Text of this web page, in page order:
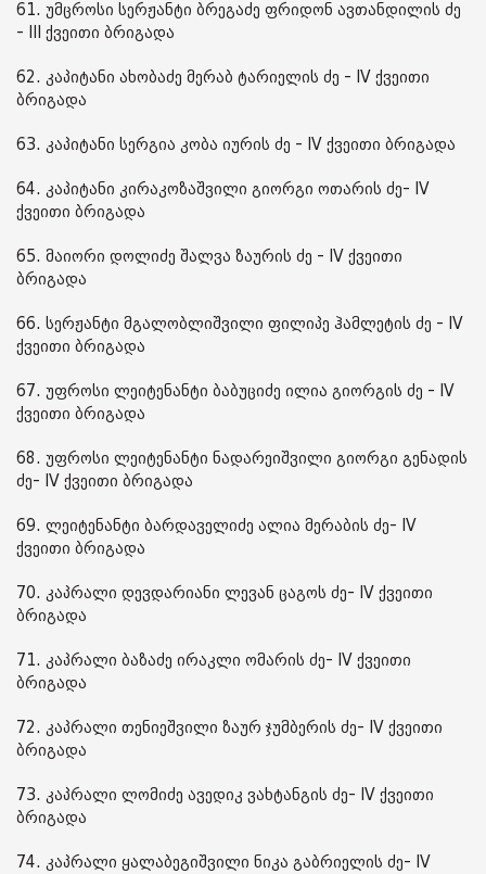
61. უმცროსი სერჟანტი ბრეგაძე ფრიდონ ავთანდილის ძე
- III ქვეითი ბრიგადა
62. კაპიტანი ახობაძე მერაბ ტარიელის ძე - IV ქვეითი
ბრიგადა
63. კაპიტანი სერგია კობა იურის ძე - IV ქვეითი ბრიგადა
64. კაპიტანი კირაკოზაშვილი გიორგი ოთარის ძე- IV
ქვეითი ბრიგადა
65. მაიორი დოლიძე შალვა ზაურის ძე - IV ქვეითი
ბრიგადა
66. სერჟანტი მგალობლიშვილი ფილიპე ჰამლეტის ძე - IV
ქვეითი ბრიგადა
67. უფროსი ლეიტენანტი ბაბუციძე ილია გიორგის ძე - IV
ქვეითი ბრიგადა
68. უფროსი ლეიტენანტი ნადარეიშვილი გიორგი გენადის
ძე- IV ქვეითი ბრიგადა
69. ლეიტენანტი ბარდაველიძე ალია მერაბის ძე- IV
ქვეითი ბრიგადა
70. კაპრალი დევდარიანი ლევან ცაგოს ძე- IV ქვეითი
ბრიგადა
71. კაპრალი ბაზაძე ირაკლი ომარის ძე- IV ქვეითი
ბრიგადა
72. კაპრალი თენიეშვილი ზაურ ჯუმბერის ძე- IV ქვეითი
ბრიგადა
73. კაპრალი ლომიძე ავედიკ ვახტანგის ძე- IV ქვეითი
ბრიგადა
74. კაპრალი ყალაბეგიშვილი ნიკა გაბრიელის ძე- IV